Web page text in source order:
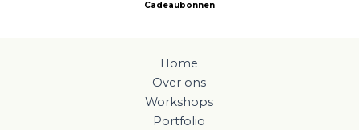
Cadeaubonnen
Home
Over ons
Workshops
Portfolio